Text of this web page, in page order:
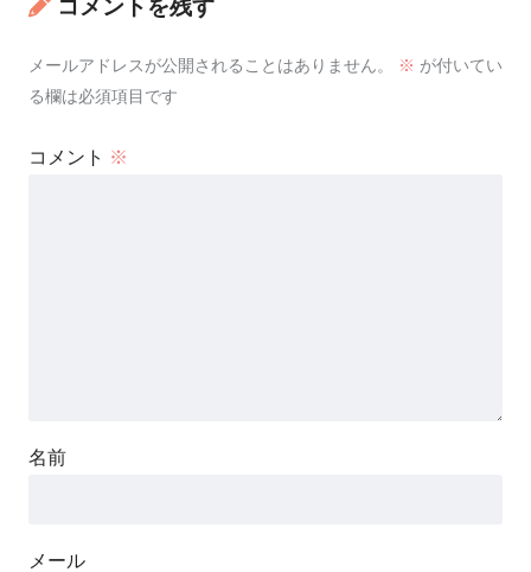
コメントを残す
メールアドレスが公開されることはありません。 ※ が付いてい
る欄は必須項目です
コメント ※
名前
メール